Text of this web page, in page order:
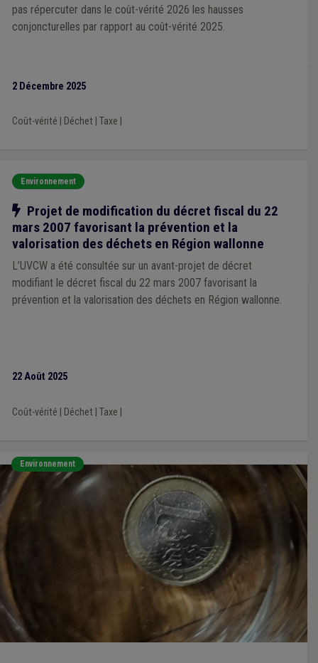
pas répercuter dans le coût-vérité 2026 les hausses
conjoncturelles par rapport au coût-vérité 2025.
2 Décembre 2025
Coût-vérité Déchet| Taxe
Environnement
Notre action
Projet de modification du décret fiscal du 22
mars 2007 favorisant la prévention et la
valorisation des déchets en Région wallonne
L’UVCW a été consultée sur un avant-projet de décret
modifiant le décret fiscal du 22 mars 2007 favorisant la
prévention et la valorisation des déchets en Région wallonne.
22 Août 2025
Coût-vérité Déchet| Taxe
Environnement